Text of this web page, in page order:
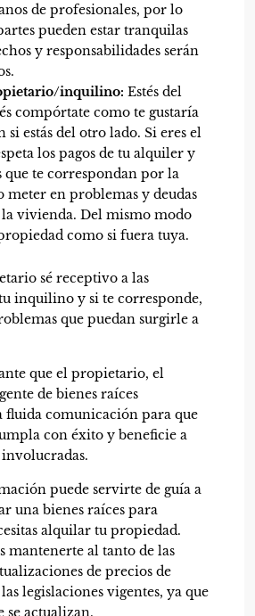
de profesionales, por lo
pueden estar tranquilas
y responsabilidades serán
inquilino: Estés del
compórtate como te gustaría
si estás del otro lado. Si eres el
los pagos de tu alquiler y
que te correspondan por la
meter en problemas y deudas
la vivienda. Del mismo modo
como si fuera tuya.
sé receptivo a las
inquilino y si te corresponde,
que puedan surgirle a
que el propietario, el
de bienes raíces
fluida comunicación para que
con éxito y beneficie a
involucradas.
puede servirte de guía a
una bienes raíces para
alquilar tu propiedad.
mantenerte al tanto de las
de precios de
legislaciones vigentes, ya que
se actualizan.